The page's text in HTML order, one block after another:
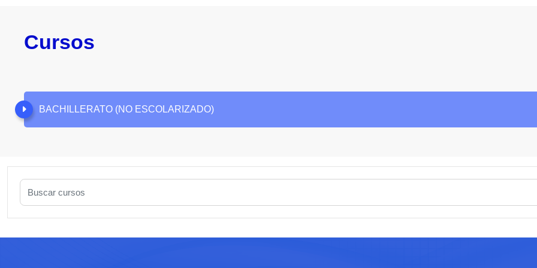
Cursos
BACHILLERATO (NO ESCOLARIZADO)
Buscar cursos